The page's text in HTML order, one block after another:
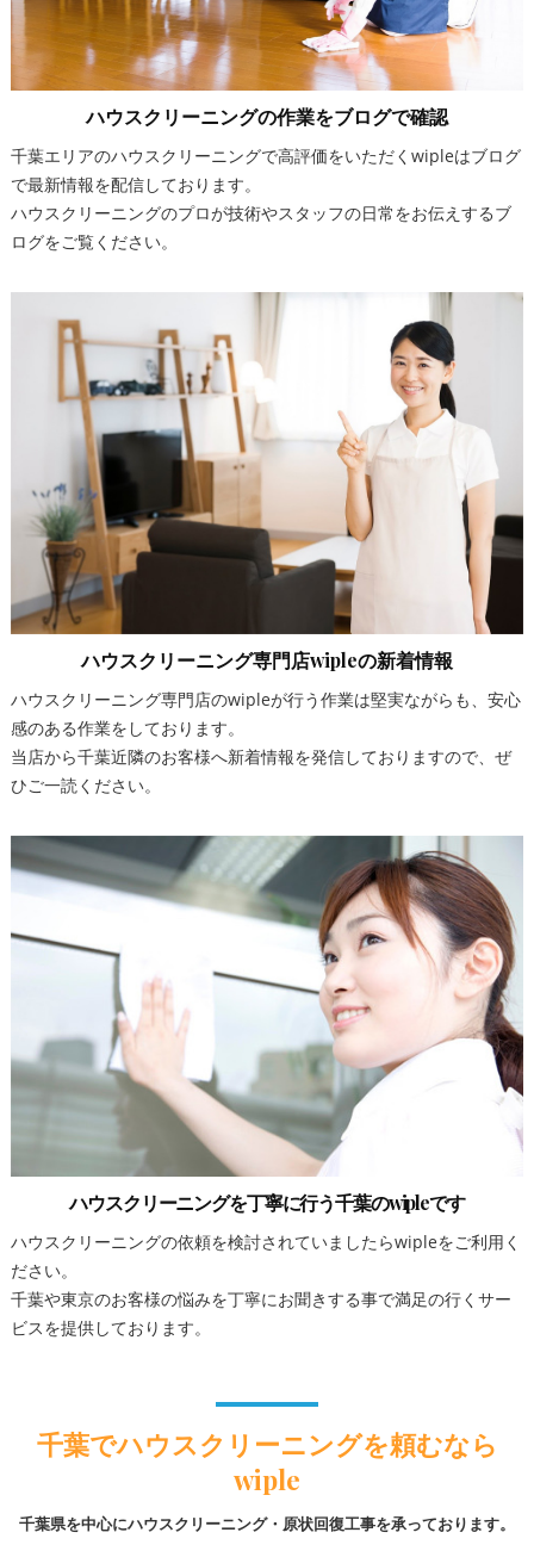
ハウスクリーニングの作業をブログで確認
千葉エリアのハウスクリーニングで高評価をいただくwipleはブログ
で最新情報を配信しております。
ハウスクリーニングのプロが技術やスタッフの日常をお伝えするブ
ログをご覧ください。
ハウスクリーニング専門店wipleの新着情報
ハウスクリーニング専門店のwipleが行う作業は堅実ながらも、安心
感のある作業をしております。
当店から千葉近隣のお客様へ新着情報を発信しておりますので、ぜ
ひご一読ください。
ハウスクリーニングを丁寧に行う千葉のwipleです
ハウスクリーニングの依頼を検討されていましたらwipleをご利用く
ださい。
千葉や東京のお客様の悩みを丁寧にお聞きする事で満足の行くサー
ビスを提供しております。
千葉でハウスクリーニングを頼むなら
wiple
千葉県を中心にハウスクリーニング・原状回復工事を承っております。